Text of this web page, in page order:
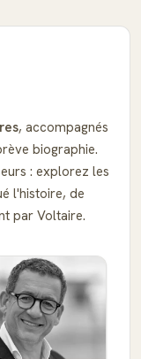
, accompagnés
biographie.
: explorez les
l'histoire, de
par Voltaire.